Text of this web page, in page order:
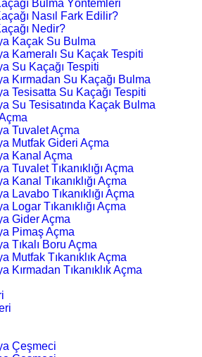
Bulma Yöntemleri
Nasıl Fark Edilir?
Nedir?
Kaçak Su Bulma
Kameralı Su Kaçak Tespiti
Su Kaçağı Tespiti
Kırmadan Su Kaçağı Bulma
Tesisatta Su Kaçağı Tespiti
Su Tesisatında Kaçak Bulma
Tuvalet Açma
Mutfak Gideri Açma
Kanal Açma
Tuvalet Tıkanıklığı Açma
Kanal Tıkanıklığı Açma
Lavabo Tıkanıklığı Açma
Logar Tıkanıklığı Açma
Gider Açma
Pimaş Açma
Tıkalı Boru Açma
Mutfak Tıkanıklık Açma
Kırmadan Tıkanıklık Açma
Çeşmeci